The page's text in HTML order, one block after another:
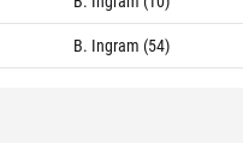
B. Ingram (54)